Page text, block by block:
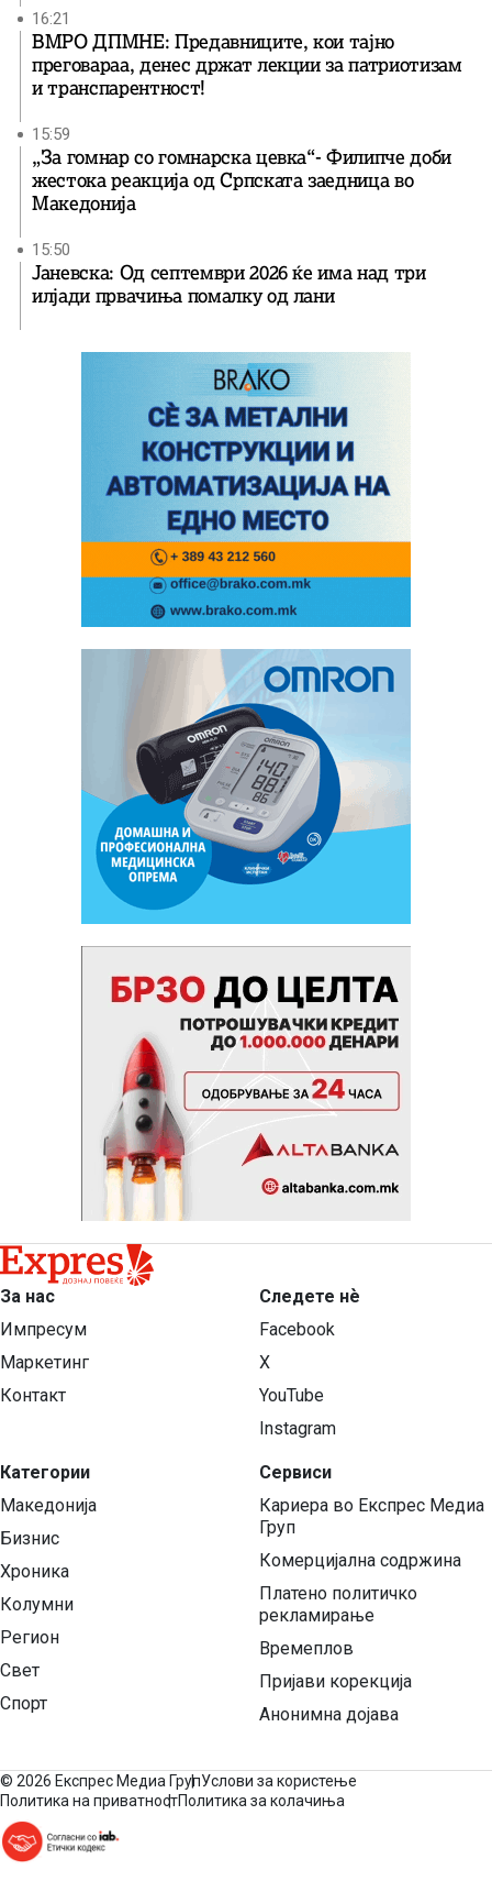
16:21
ВМРО ДПМНЕ: Предавниците, кои тајно
преговараа, денес држат лекции за патриотизам
и транспарентност!
15:59
„За гомнар со гомнарска цевка“- Филипче доби
жестока реакција од Српската заедница во
Македонија
15:50
Јаневска: Од септември 2026 ќе има над три
илјади првачиња помалку од лани
За нас
Импресум
Маркетинг
Контакт
Категории
Македонија
Бизнис
Хроника
Колумни
Регион
Свет
Спорт
Следете нѐ
Facebook
X
YouTube
Instagram
Сервиси
Кариера во Експрес Медиа
Груп
Комерцијална содржина
Платено политичко
рекламирање
Времеплов
Пријави корекција
Анонимна дојава
© 2026 Експрес Медиа ГрупУслови за користење
Политика на приватностПолитика за колачиња